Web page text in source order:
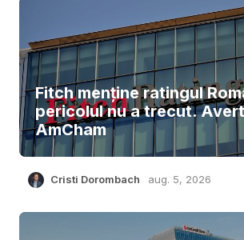
Fitch menține ratingul
pericolul nu a trecut.
AmCham
Cristi Dorombach aug. 5, 2026